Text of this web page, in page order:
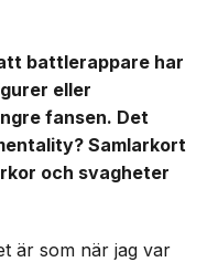
battlerappare har
eller
fansen. Det
Samlarkort
och svagheter
är som när jag var